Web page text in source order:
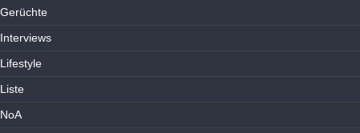
Gerüchte
Interviews
Lifestyle
Liste
NoA